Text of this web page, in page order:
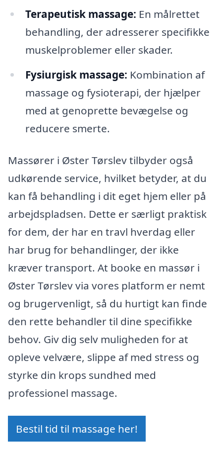
Terapeutisk massage: En målrettet
behandling, der adresserer specifikke
muskelproblemer eller skader.
Fysiurgisk massage: Kombination af
massage og fysioterapi, der hjælper
med at genoprette bevægelse og
reducere smerte.
Massører i Øster Tørslev tilbyder også
udkørende service, hvilket betyder, at du
kan få behandling i dit eget hjem eller på
arbejdspladsen. Dette er særligt praktisk
for dem, der har en travl hverdag eller
har brug for behandlinger, der ikke
kræver transport. At booke en massør i
Øster Tørslev via vores platform er nemt
og brugervenligt, så du hurtigt kan finde
den rette behandler til dine specifikke
behov. Giv dig selv muligheden for at
opleve velvære, slippe af med stress og
styrke din krops sundhed med
professionel massage.
Bestil tid til massage her!